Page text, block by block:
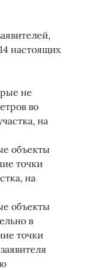
настоящих
не
во
на
объекты
точки
на
объекты
в
точки